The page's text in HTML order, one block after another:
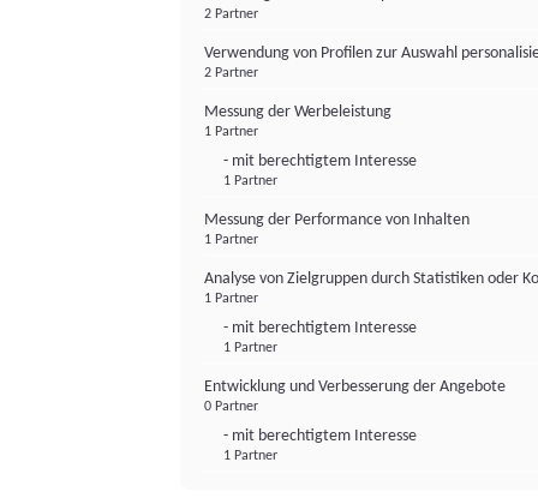
2 Partner
Verwendung von Profilen zur Auswahl
2 Partner
Messung der Werbeleistung
1 Partner
- mit berechtigtem Interesse
1 Partner
Messung der Performance von Inhalten
1 Partner
Analyse von Zielgruppen durch Statistiken oder
1 Partner
- mit berechtigtem Interesse
1 Partner
Entwicklung und Verbesserung der Angebote
0 Partner
- mit berechtigtem Interesse
1 Partner